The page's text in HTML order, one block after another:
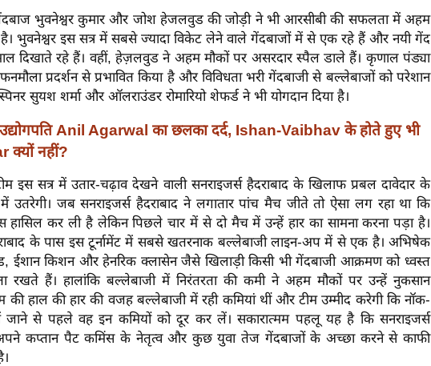
भुवनेश्वर कुमार और जोश हेजलवुड की जोड़ी ने भी आरसीबी की सफलता में अहम
है। भुवनेश्वर इस सत्र में सबसे ज्यादा विकेट लेने वाले गेंदबाजों में से एक रहे हैं और नयी गेंद
दिखाते रहे हैं। वहीं, हेज़लवुड ने अहम मौकों पर असरदार स्पैल डाले हैं। कृणाल पंड्या
प्रदर्शन से प्रभावित किया है और विविधता भरी गेंदबाजी से बल्लेबाजों को परेशान
सुयश शर्मा और ऑलराउंडर रोमारियो शेफर्ड ने भी योगदान दिया है।
उद्योगपति Anil Agarwal का छलका दर्द, Ishan-Vaibhav के होते हुए भी
क्यों नहीं?
इस सत्र में उतार-चढ़ाव देखने वाली सनराइजर्स हैदराबाद के खिलाफ प्रबल दावेदार के
उतरेगी। जब सनराइजर्स हैदराबाद ने लगातार पांच मैच जीते तो ऐसा लग रहा था कि
हासिल कर ली है लेकिन पिछले चार में से दो मैच में उन्हें हार का सामना करना पड़ा है।
के पास इस टूर्नामेंट में सबसे खतरनाक बल्लेबाजी लाइन-अप में से एक है। अभिषेक
ईशान किशन और हेनरिक क्लासेन जैसे खिलाड़ी किसी भी गेंदबाजी आक्रमण को ध्वस्त
रखते हैं। हालांकि बल्लेबाजी में निरंतरता की कमी ने अहम मौकों पर उन्हें नुकसान
की हाल की हार की वजह बल्लेबाजी में रही कमियां थीं और टीम उम्मीद करेगी कि नॉक-
से पहले वह इन कमियों को दूर कर लें। सकारात्मम पहलू यह है कि सनराइजर्स
अपने कप्तान पैट कमिंस के नेतृत्व और कुछ युवा तेज गेंदबाजों के अच्छा करने से काफी